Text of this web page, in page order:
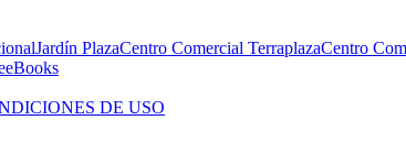
Jardín PlazaCentro Comercial TerraplazaCentro
eBooks
DE USO